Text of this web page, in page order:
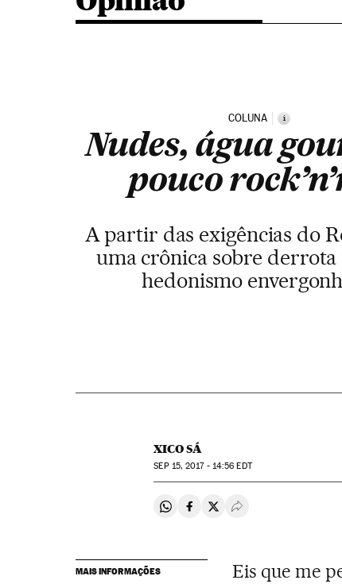
COLUNA i
Nudes, água
pouco
A partir das exigências do
uma crônica sobre derrota
hedonismo
XICO SÁ
SEP15, 2017 - 14:56 EDT
Compartir en Whatsapp
Compartir en Facebook
Compartir en Twitter
Desplegar Redes
MAIS INFORMAÇÕES
Eis que me